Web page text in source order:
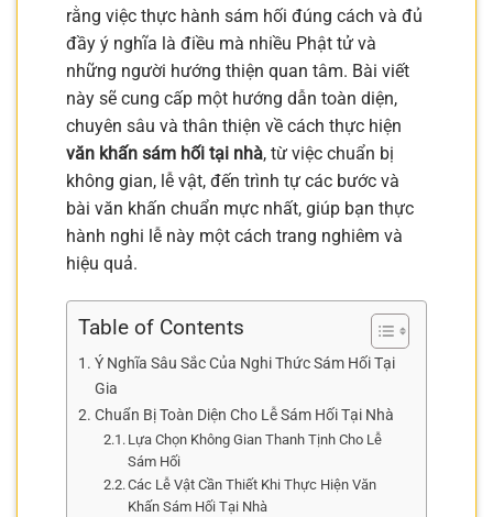
rằng việc thực hành sám hối đúng cách và đủ
đầy ý nghĩa là điều mà nhiều Phật tử và
những người hướng thiện quan tâm. Bài viết
này sẽ cung cấp một hướng dẫn toàn diện,
chuyên sâu và thân thiện về cách thực hiện
văn khấn sám hối tại nhà, từ việc chuẩn bị
không gian, lễ vật, đến trình tự các bước và
bài văn khấn chuẩn mực nhất, giúp bạn thực
hành nghi lễ này một cách trang nghiêm và
hiệu quả.
Table of Contents
Ý Nghĩa Sâu Sắc Của Nghi Thức Sám Hối Tại
Gia
Chuẩn Bị Toàn Diện Cho Lễ Sám Hối Tại Nhà
Lựa Chọn Không Gian Thanh Tịnh Cho Lễ
Sám Hối
Các Lễ Vật Cần Thiết Khi Thực Hiện Văn
Khấn Sám Hối Tại Nhà